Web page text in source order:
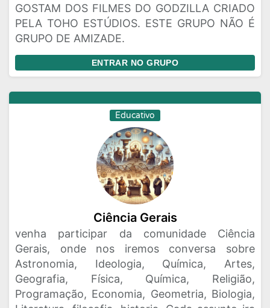
GOSTAM DOS FILMES DO GODZILLA CRIADO
PELA TOHO ESTÚDIOS. ESTE GRUPO NÃO É
GRUPO DE AMIZADE.
ENTRAR NO GRUPO
Educativo
Ciência Gerais
venha participar da comunidade Ciência
Gerais, onde nos iremos conversa sobre
Astronomia, Ideologia, Química, Artes,
Geografia, Física, Química, Religião,
Programação, Economia, Geometria, Biologia,